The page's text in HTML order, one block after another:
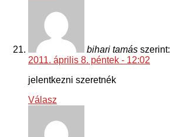
bihari tamás szerint:
2011. április 8. péntek - 12:02
jelentkezni szeretnék
Válasz